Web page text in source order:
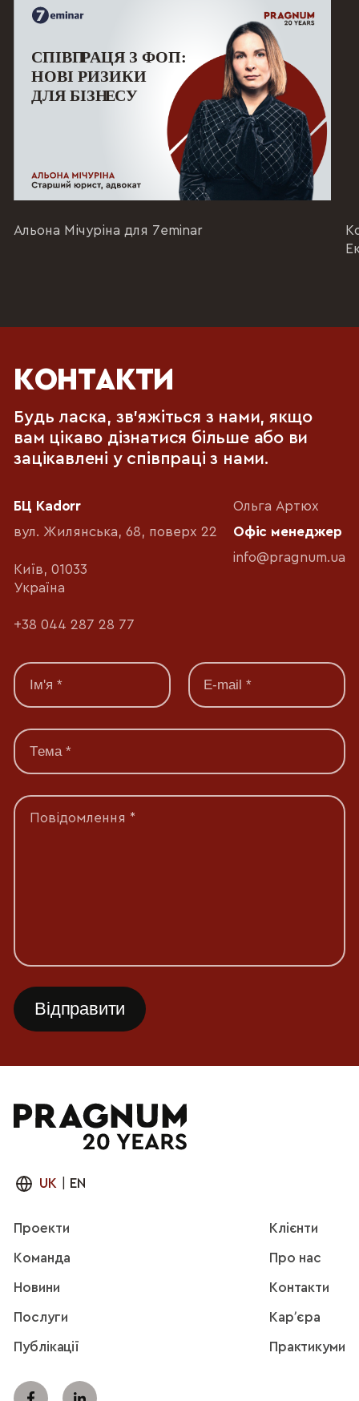
Альона Мічуріна для 7eminar
КОНТАКТИ
Будь ласка, зв'яжіться з нами, якщо
вам цікаво дізнатися більше або ви
зацікавлені у співпраці з нами.
БЦ Kadorr
вул. Жилянська, 68, поверх 22
Київ, 01033
Україна
+38 044 287 28 77
Ольга Артюх
Офіс менеджер
info@pragnum.ua
Повідомлення *
UK EN
Проекти Клієнти
Команда Про нас
Новини Контакти
Послуги Карʼєра
Публікації Практикуми